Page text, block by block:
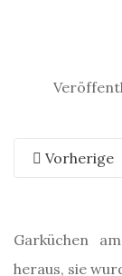
Vorherige
Garküchen
heraus, sie